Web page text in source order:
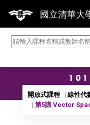
國立清華大
開放式課程
線性代
第5講 Vector